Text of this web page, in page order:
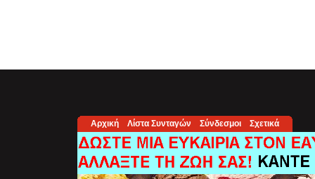
Αρχική Λίστα Συνταγών Σύνδεσμοι Σχετικά